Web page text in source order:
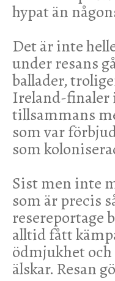
hypat än
Det är inte
under resans
ballader,
Ireland-finaler
tillsammans
som var
som
Sist men inte
som är precis
resereportage
alltid fått
ödmjukhet
älskar. Resan